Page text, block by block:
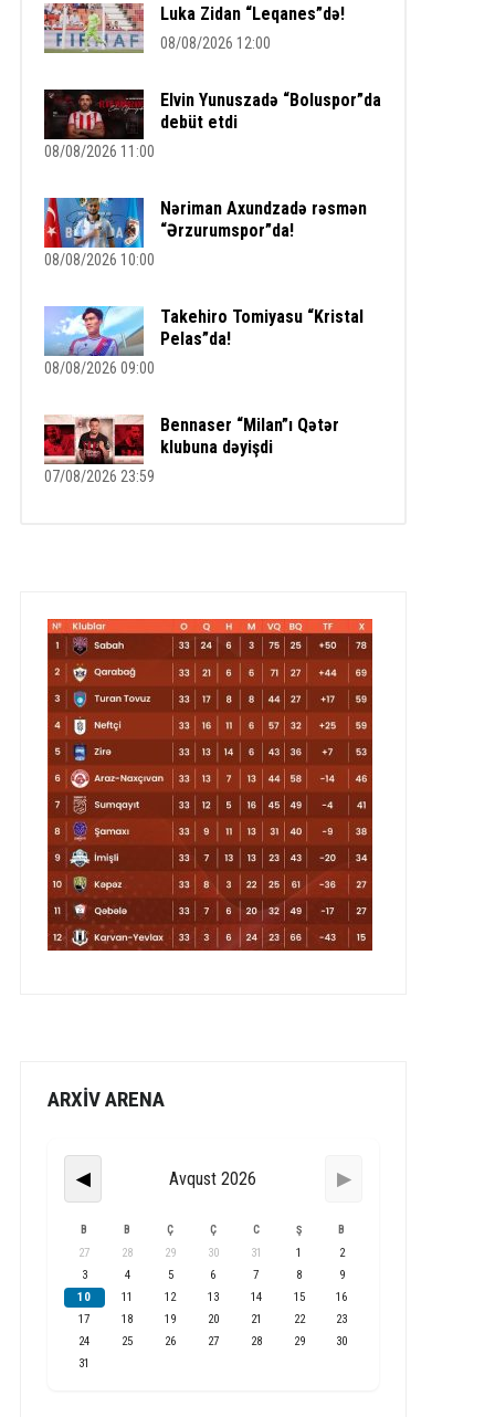
Luka Zidan “Leqanes”də!
08/08/2026 12:00
Elvin Yunuszadə “Boluspor”da
debüt etdi
08/08/2026 11:00
Nəriman Axundzadə rəsmən
“Ərzurumspor”da!
08/08/2026 10:00
Takehiro Tomiyasu “Kristal
Pelas”da!
08/08/2026 09:00
Bennaser “Milan”ı Qətər
klubuna dəyişdi
07/08/2026 23:59
ARXİV ARENA
◀ Avqust 2026 ▶
B B Ç Ç C Ş B
27 28 29 30 31 1
2
3
4 5 6 7 8
9
10
11 12 13 14 15
16
17
18 19 20 21 22
23
24
25 26 27 28 29
30
31